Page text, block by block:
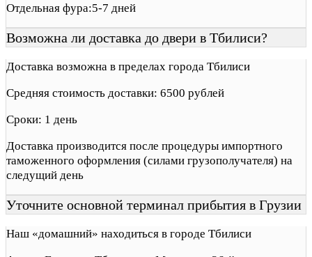
Отдельная фура:5-7 дней
Возможна ли доставка до двери в Тбилиси?
Доставка возможна в пределах города Тбилиси
Средняя стоимость доставки: 6500 рублей
Сроки: 1 день
Доставка производится после процедуры импортного
таможенного оформления (силами грузополучателя) на
следущий день
Уточните основной терминал прибытия в Грузии
Наш «домашний» находиться в городе Тбилиси